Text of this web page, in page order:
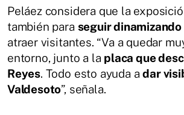
Peláez considera que la
también para seguir
atraer visitantes. “Va a quedar
entorno, junto a la placa que
Reyes. Todo esto ayuda adar
Valdesoto”, señala.